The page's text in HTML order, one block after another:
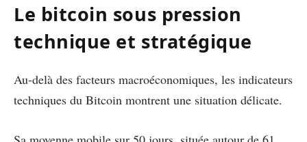
Le bitcoin sous pression
technique et stratégique
Au-delà des facteurs macroéconomiques, les indicateurs
techniques du Bitcoin montrent une situation délicate.